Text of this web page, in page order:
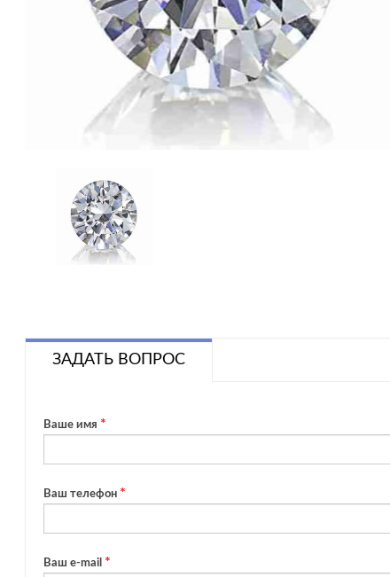
ЗАДАТЬ ВОПРОС
Ваше имя
Ваш телефон
Ваш e-mail